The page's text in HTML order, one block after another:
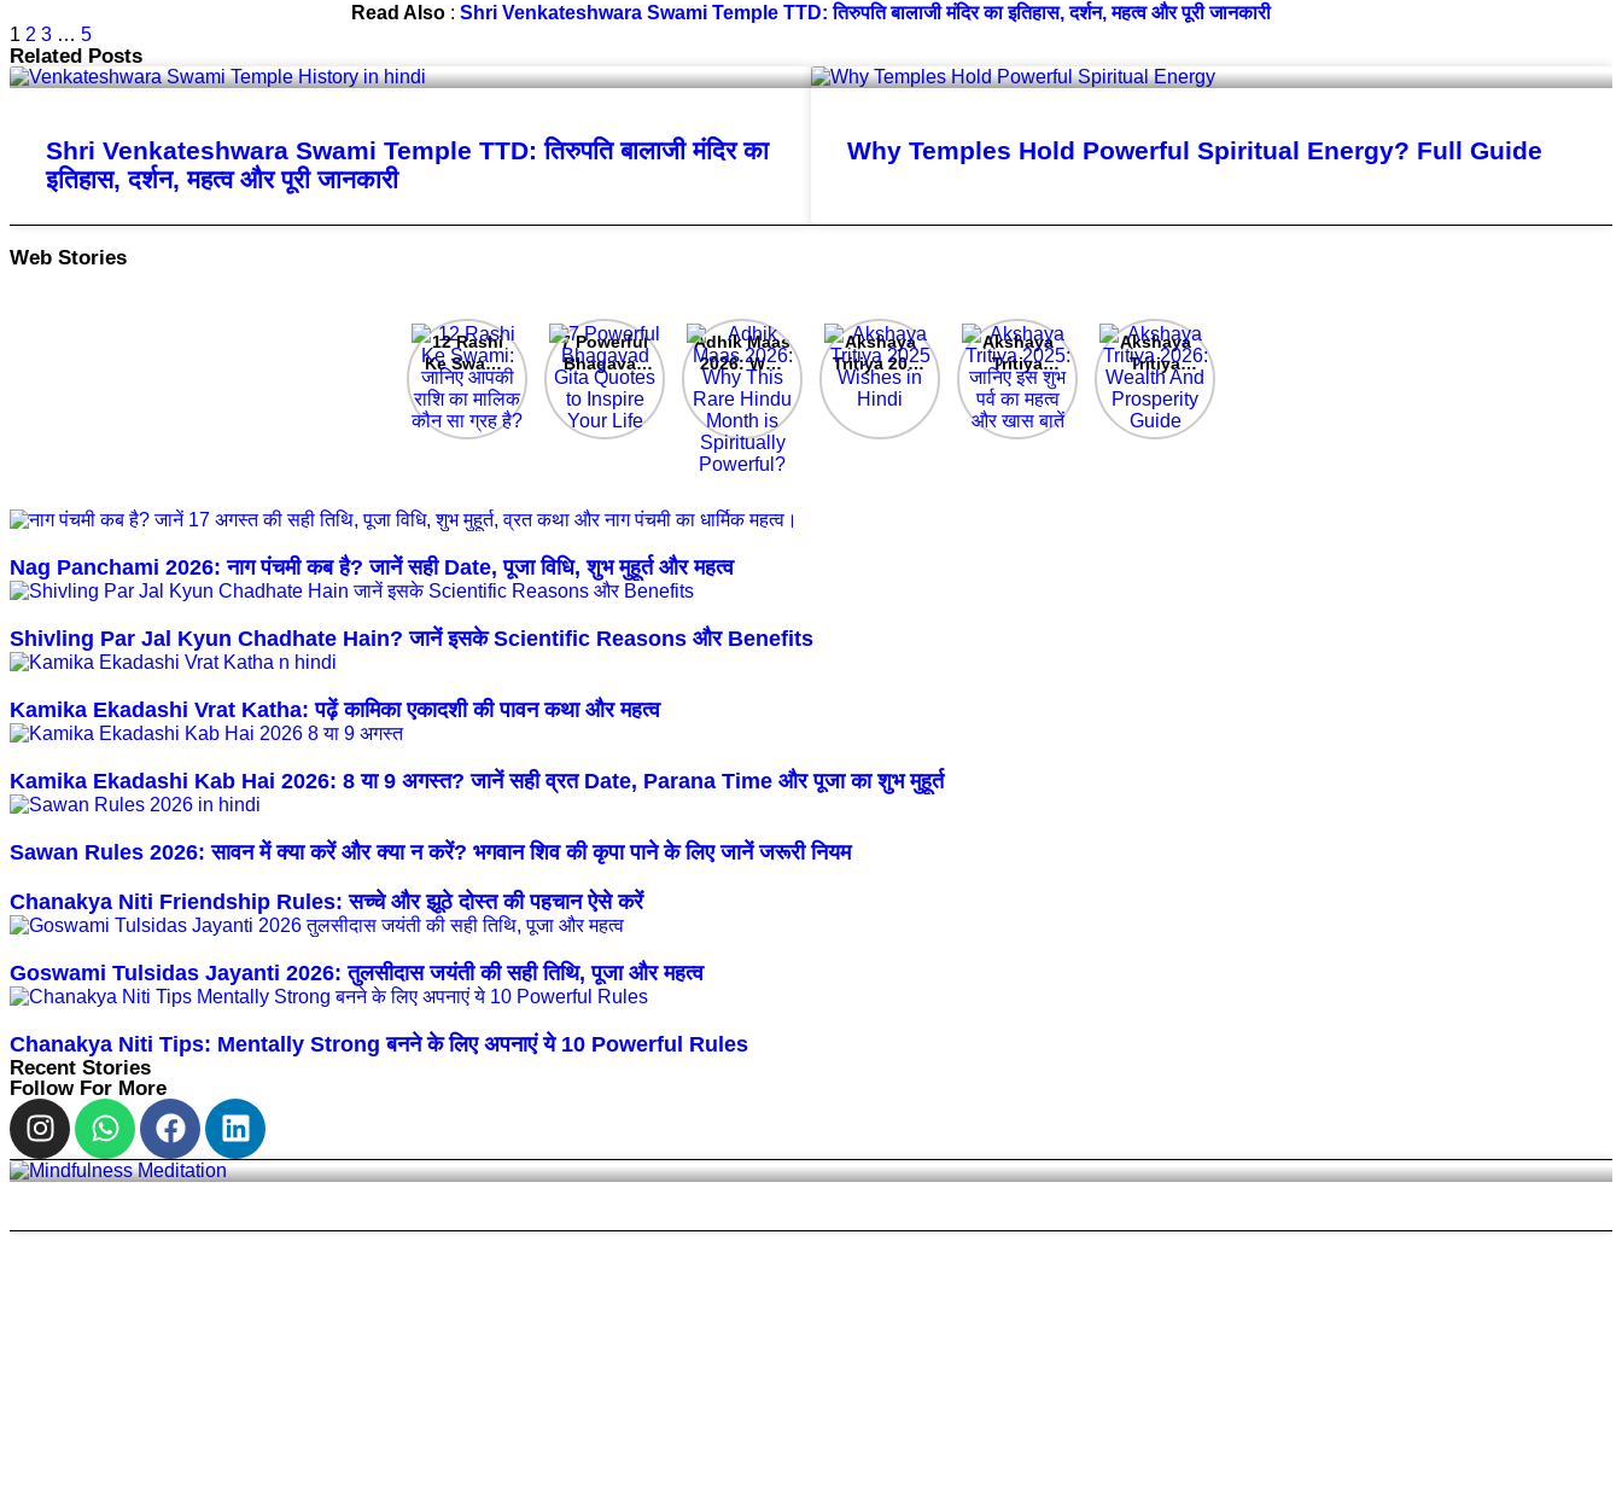
Read Also : Shri Venkateshwara Swami Temple TTD: तिरुपति बालाजी मंदिर का इतिहास, दर्शन, महत्व और पूरी जानकारी
1 2 3 … 5
Related Posts
Shri Venkateshwara Swami Temple TTD: तिरुपति बालाजी मंदिर का
इतिहास, दर्शन, महत्व और पूरी जानकारी
Why Temples Hold Powerful Spiritual Energy? Full Guide
Web Stories
12 Rashi
Ke Swami:
जानिए आपकी
राशि का मालिक
कौन सा ग्रह
7 Powerful
Bhagavad
Gita
Quotes to
Inspire
Adhik Maas
2026: Why
This Rare
Hindu
Month is
Spiritually
Powerful?
Akshaya
Tritiya 2025
Wishes in
Hindi
Akshaya
Tritiya
2025: जानिए
इस शुभ पर्व का
महत्व और खास
Akshaya
Tritiya
2026:
Wealth And
Prosperity
Nag Panchami 2026: नाग पंचमी कब है? जानें सही Date, पूजा विधि, शुभ मुहूर्त और महत्व
Shivling Par Jal Kyun Chadhate Hain? जानें इसके Scientific Reasons और Benefits
Kamika Ekadashi Vrat Katha: पढ़ें कामिका एकादशी की पावन कथा और महत्व
Kamika Ekadashi Kab Hai 2026: 8 या 9 अगस्त? जानें सही व्रत Date, Parana Time और पूजा का शुभ मुहूर्त
Sawan Rules 2026: सावन में क्या करें और क्या न करें? भगवान शिव की कृपा पाने के लिए जानें जरूरी नियम
Chanakya Niti Friendship Rules: सच्चे और झूठे दोस्त की पहचान ऐसे करें
Goswami Tulsidas Jayanti 2026: तुलसीदास जयंती की सही तिथि, पूजा और महत्व
Chanakya Niti Tips: Mentally Strong बनने के लिए अपनाएं ये 10 Powerful Rules
Recent Stories
Follow For More